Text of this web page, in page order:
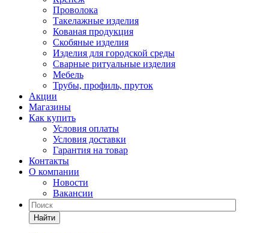
Проволока
Такелажные изделия
Кованая продукция
Скобяные изделия
Изделия для городской среды
Сварные ритуальные изделия
Мебель
Трубы, профиль, пруток
Акции
Магазины
Как купить
Условия оплаты
Условия доставки
Гарантия на товар
Контакты
О компании
Новости
Вакансии
Найти